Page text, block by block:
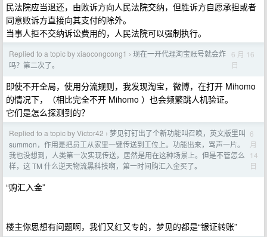
民法院应当退还，由败诉方向人民法院交纳，但胜诉方自愿承担或者
同意败诉方直接向其支付的除外。
当事人拒不交纳诉讼费用的，人民法院可以强制执行。
Replied to a topic by xiaocongcong1 › 现在一开代理淘宝账号就会炸
吗？第二次了。
6 月 16
日
即使不开全局，使用分流规则，我发现淘宝，微博，在打开 Mihomo
的情况下，（相比完全不开 Mihomo ）也会频繁跳人机验证。
它们是怎么探测到的？
Replied to a topic by Victor42 › 梦见钉钉出了个新功能叫召唤，英文版里叫
summon，作用是把员工从家里一键传送到工位上。功能出来，骂声一片。
我也没想到，人类第一次实现传送，居然是用在这种场景上。但是不管怎么
样，这 TM 什么逆天物流黑科技啊，第一时间购汇入金买了。
6
月
14
日
“购汇入金”
楼主你思想有问题啊，我们又红又专的，梦见的都是“银证转账”